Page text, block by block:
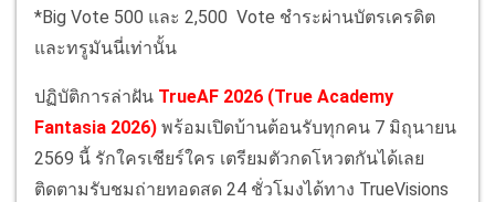
*Big Vote 500 และ 2,500 Vote ชำระผ่านบัตรเครดิต
และทรูมันนี่เท่านั้น
ปฏิบัติการล่าฝัน TrueAF 2026 (True Academy
Fantasia 2026) พร้อมเปิดบ้านต้อนรับทุกคน 7 มิถุนายน
2569 นี้ รักใครเชียร์ใคร เตรียมตัวกดโหวตกันได้เลย
ติดตามรับชมถ่ายทอดสด 24 ชั่วโมงได้ทาง TrueVisions